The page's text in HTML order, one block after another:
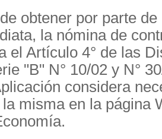
obtener por parte
la nómina de
el Artículo 4° de las
"B" N° 10/02 y N°
considera
misma en la página